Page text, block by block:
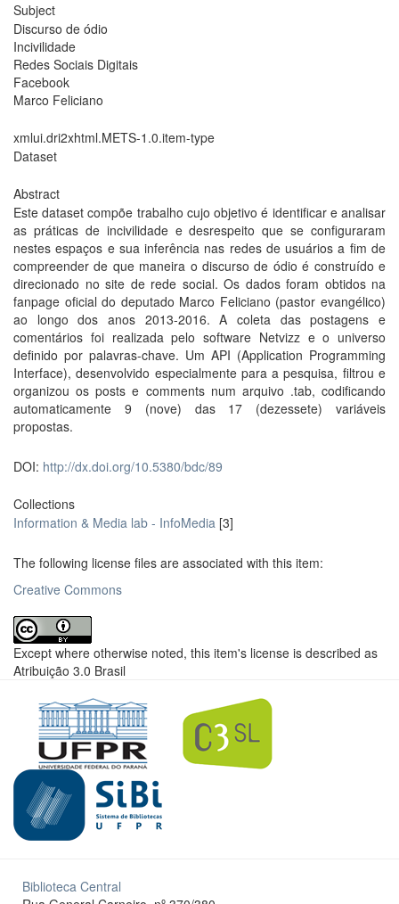
Subject
Discurso de ódio
Incivilidade
Redes Sociais Digitais
Facebook
Marco Feliciano
xmlui.dri2xhtml.METS-1.0.item-type
Dataset
Abstract
Este dataset compõe trabalho cujo objetivo é identificar e analisar
as práticas de incivilidade e desrespeito que se configuraram
nestes espaços e sua inferência nas redes de usuários a fim de
compreender de que maneira o discurso de ódio é construído e
direcionado no site de rede social. Os dados foram obtidos na
fanpage oficial do deputado Marco Feliciano (pastor evangélico)
ao longo dos anos 2013-2016. A coleta das postagens e
comentários foi realizada pelo software Netvizz e o universo
definido por palavras-chave. Um API (Application Programming
Interface), desenvolvido especialmente para a pesquisa, filtrou e
organizou os posts e comments num arquivo .tab, codificando
automaticamente 9 (nove) das 17 (dezessete) variáveis
propostas.
DOI: http://dx.doi.org/10.5380/bdc/89
Collections
Information & Media lab - InfoMedia [3]
The following license files are associated with this item:
Creative Commons
Except where otherwise noted, this item's license is described as
Atribuição 3.0 Brasil
Biblioteca Central